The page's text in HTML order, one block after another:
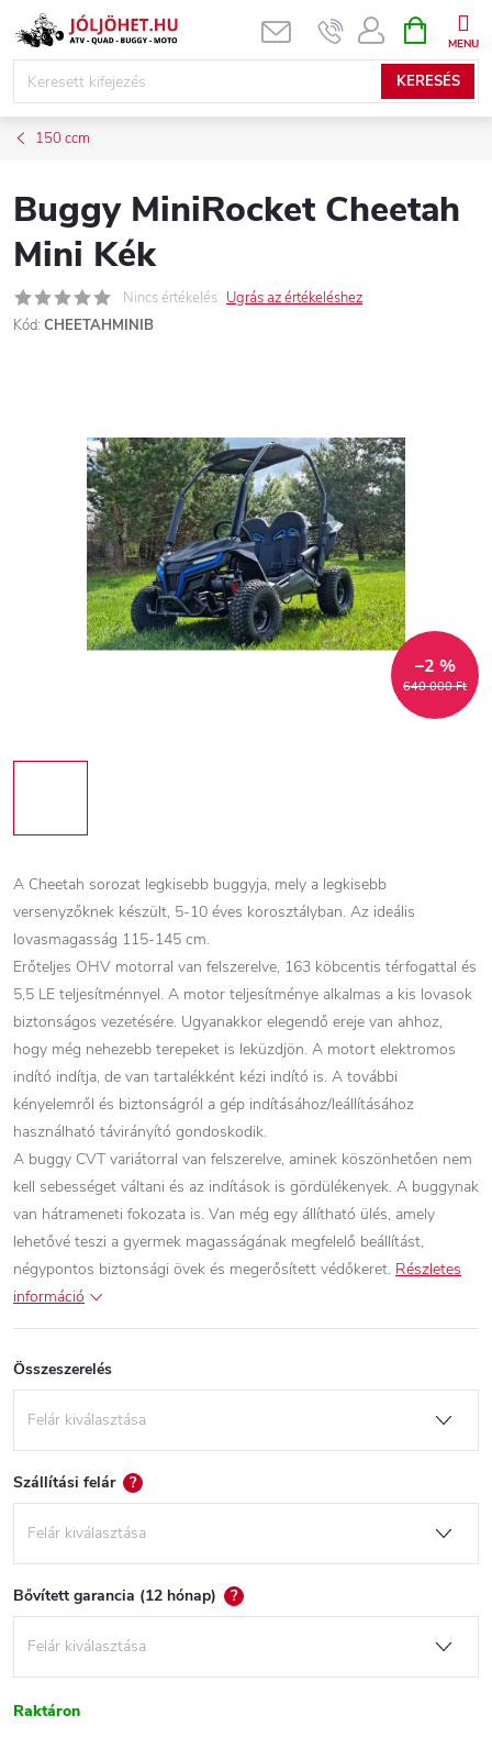
Ugrás
KERESÉS
KOSÁR
150 ccm
Buggy MiniRocket Cheetah
Mini Kék
Nincs értékelés Ugrás az értékeléshez
Kód: CHEETAHMINIB
640 000 Ft
–2 %
A Cheetah sorozat legkisebb buggyja, mely a legkisebb
versenyzőknek készült, 5-10 éves korosztályban. Az ideális
lovasmagasság 115-145 cm.
Erőteljes OHV motorral van felszerelve, 163 köbcentis térfogattal és
5,5 LE teljesítménnyel. A motor teljesítménye alkalmas a kis lovasok
biztonságos vezetésére. Ugyanakkor elegendő ereje van ahhoz,
hogy még nehezebb terepeket is leküzdjön. A motort elektromos
indító indítja, de van tartalékként kézi indító is. A további
kényelemről és biztonságról a gép indításához/leállításához
használható távirányító gondoskodik.
A buggy CVT variátorral van felszerelve, aminek köszönhetően nem
kell sebességet váltani és az indítások is gördülékenyek. A buggynak
van hátrameneti fokozata is. Van még egy állítható ülés, amely
lehetővé teszi a gyermek magasságának megfelelő beállítást,
négypontos biztonsági övek és megerősített védőkeret. Részletes
információ
Összeszerelés
Szállítási felár ?
Bővített garancia (12 hónap) ?
Raktáron